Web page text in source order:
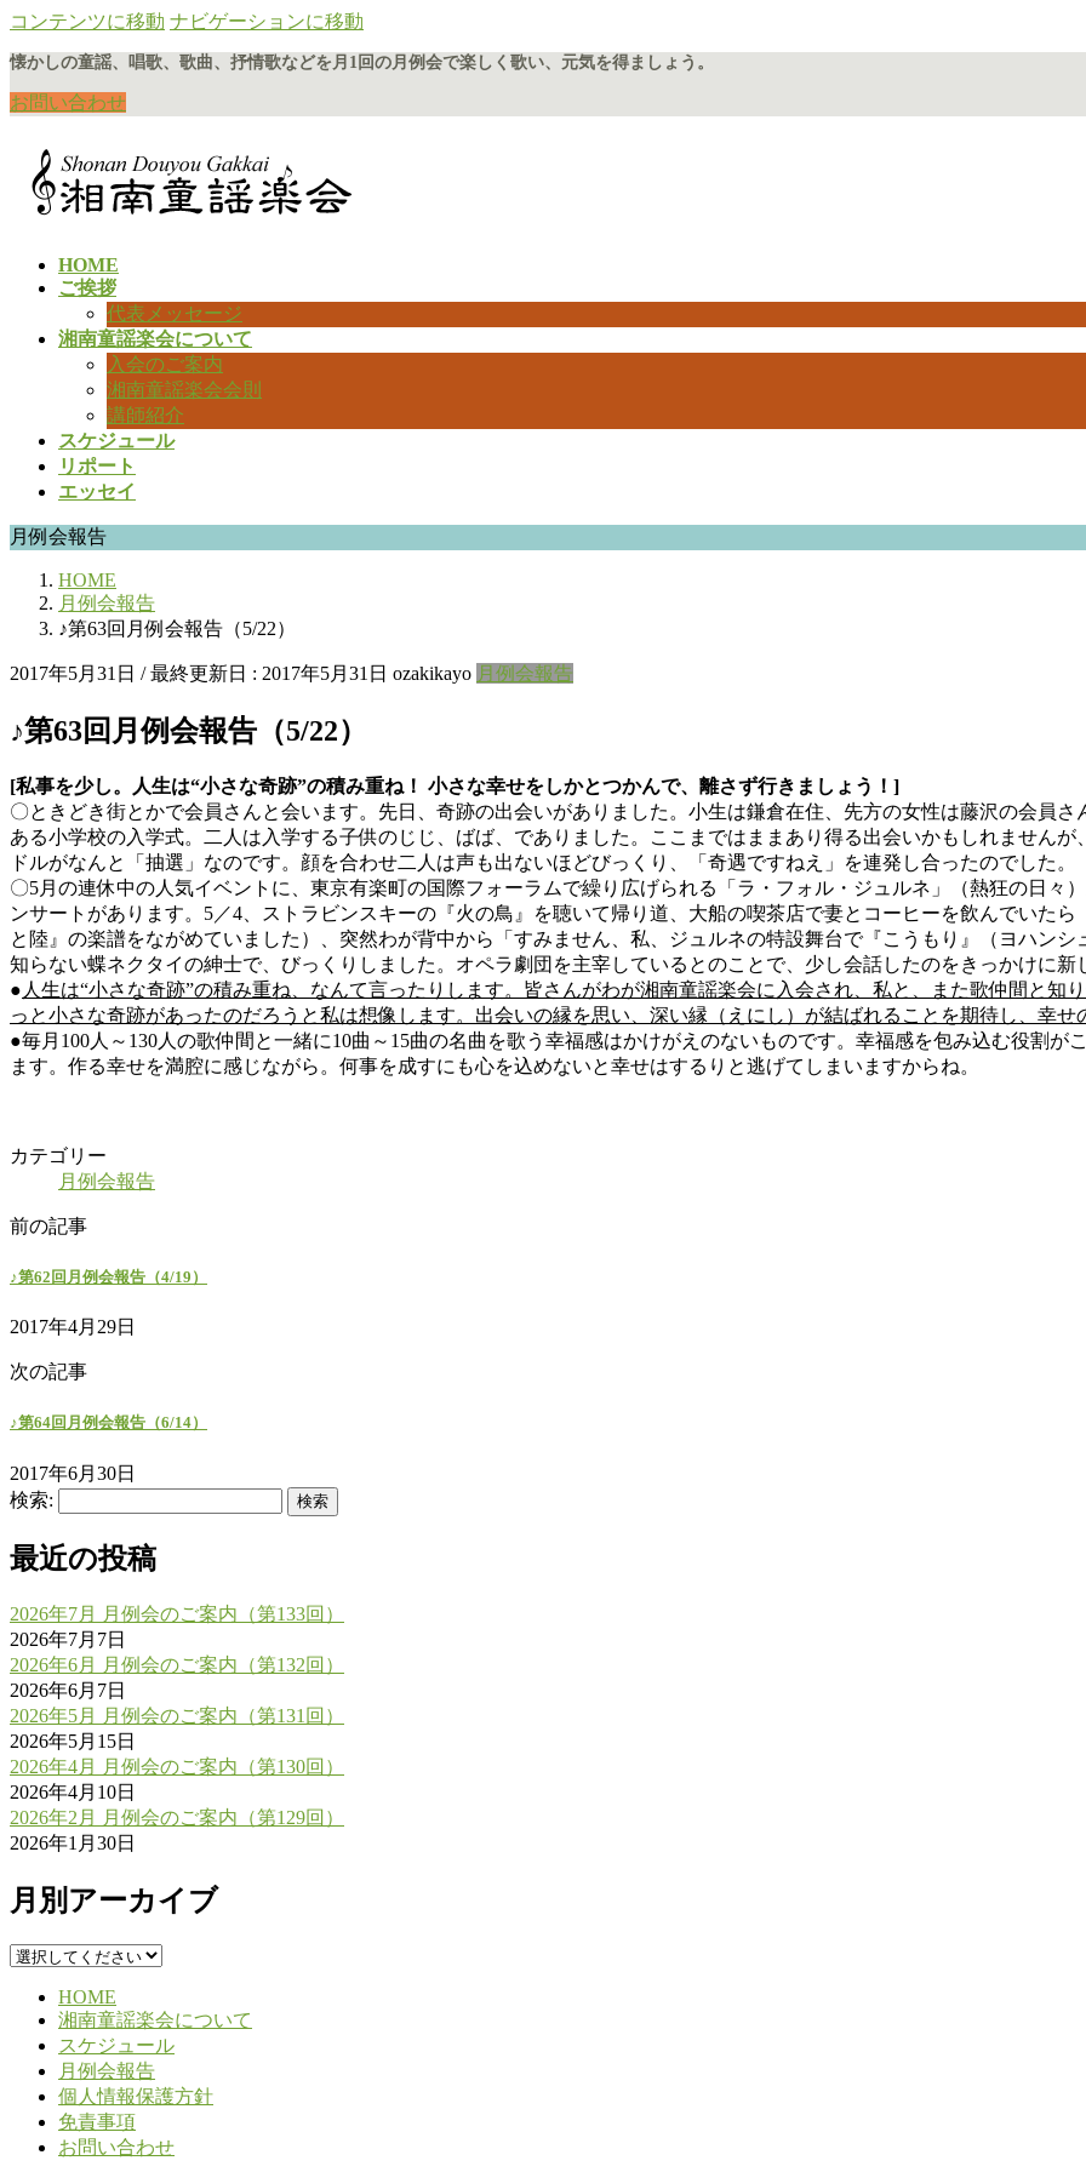
コンテンツに移動 ナビゲーションに移動
懐かしの童謡、唱歌、歌曲、抒情歌などを月1回の月例会で楽しく歌い、元気を得ましょう。
お問い合わせ
HOME
ご挨拶
代表メッセージ
湘南童謡楽会について
入会のご案内
湘南童謡楽会会則
講師紹介
スケジュール
リポート
エッセイ
月例会報告
HOME
月例会報告
♪第63回月例会報告（5/22）
2017年5月31日 / 最終更新日 : 2017年5月31日 ozakikayo 月例会報告
♪第63回月例会報告（5/22）
[私事を少し。人生は“小さな奇跡”の積み重ね！ 小さな幸せをしかとつかんで、離さず行きましょう！]
〇ときどき街とかで会員さんと会います。先日、奇跡の出会いがありました。小生は鎌倉在住、先方の女性は藤沢の会員
ある小学校の入学式。二人は入学する子供のじじ、ばば、でありました。ここまではままあり得る出会いかもしれません
ドルがなんと「抽選」なのです。顔を合わせ二人は声も出ないほどびっくり、「奇遇ですねえ」を連発し合ったのでした。
〇5月の連休中の人気イベントに、東京有楽町の国際フォーラムで繰り広げられる「ラ・フォル・ジュルネ」（熱狂の日々
ンサートがあります。5／4、ストラビンスキーの『火の鳥』を聴いて帰り道、大船の喫茶店で妻とコーヒーを飲んでいた
と陸』の楽譜をながめていました）、突然わが背中から「すみません、私、ジュルネの特設舞台で『こうもり』（ヨハン
知らない蝶ネクタイの紳士で、びっくりしました。オペラ劇団を主宰しているとのことで、少し会話したのをきっかけに新
● 人生は“小さな奇跡”の積み重ね、なんて言ったりします。皆さんがわが湘南童謡楽会に入会され、私と、また歌仲間と知
っと小さな奇跡があったのだろうと私は想像します。出会いの縁を思い、深い縁（えにし）が結ばれることを期待し、幸せ
●毎月100人～130人の歌仲間と一緒に10曲～15曲の名曲を歌う幸福感はかけがえのないものです。幸福感を包み込む役割
ます。作る幸せを満腔に感じながら。何事を成すにも心を込めないと幸せはするりと逃げてしまいますからね。
カテゴリー
月例会報告
前の記事
♪第62回月例会報告（4/19）
2017年4月29日
次の記事
♪第64回月例会報告（6/14）
2017年6月30日
検索:
最近の投稿
2026年7月 月例会のご案内（第133回）
2026年7月7日
2026年6月 月例会のご案内（第132回）
2026年6月7日
2026年5月 月例会のご案内（第131回）
2026年5月15日
2026年4月 月例会のご案内（第130回）
2026年4月10日
2026年2月 月例会のご案内（第129回）
2026年1月30日
月別アーカイブ
HOME
湘南童謡楽会について
スケジュール
月例会報告
個人情報保護方針
免責事項
お問い合わせ